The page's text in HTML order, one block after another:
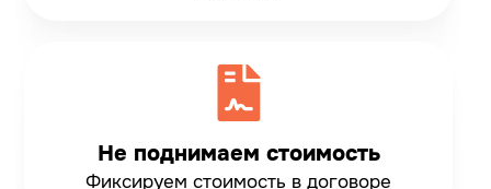
Не поднимаем стоимость
Фиксируем стоимость в договоре